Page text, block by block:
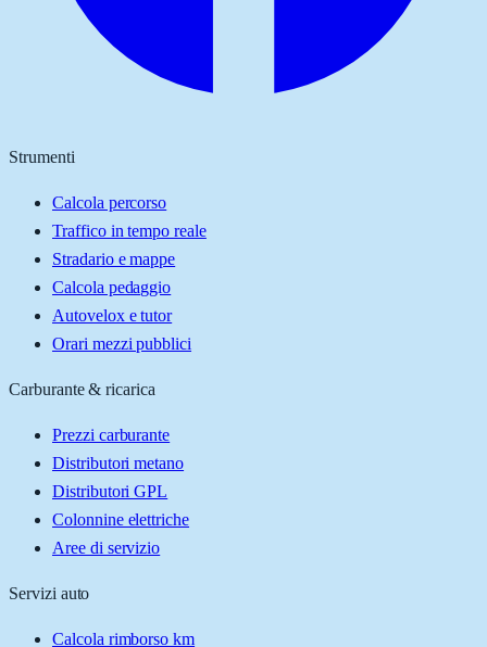
Strumenti
Calcola percorso
Traffico in tempo reale
Stradario e mappe
Calcola pedaggio
Autovelox e tutor
Orari mezzi pubblici
Carburante & ricarica
Prezzi carburante
Distributori metano
Distributori GPL
Colonnine elettriche
Aree di servizio
Servizi auto
Calcola rimborso km